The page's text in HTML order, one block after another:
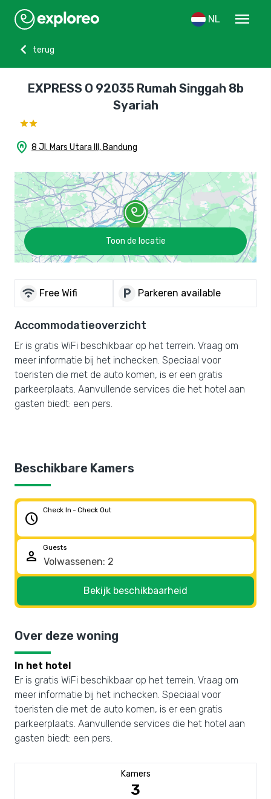
NL
menu
chevron_left
terug
EXPRESS O 92035 Rumah Singgah 8b
Syariah
home_pin 8 Jl. Mars Utara III, Bandung
Toon de locatie
wifi Free Wifi local_parking Parkeren available
Accommodatieoverzicht
Er is gratis WiFi beschikbaar op het terrein. Vraag om
meer informatie bij het inchecken. Speciaal voor
toeristen die met de auto komen, is er een gratis
parkeerplaats. Aanvullende services die het hotel aan
gasten biedt: een pers.
Beschikbare Kamers
schedule
Check In - Check Out
person
Guests
Bekijk beschikbaarheid
Over deze woning
In het hotel
Er is gratis WiFi beschikbaar op het terrein. Vraag om
meer informatie bij het inchecken. Speciaal voor
toeristen die met de auto komen, is er een gratis
parkeerplaats. Aanvullende services die het hotel aan
gasten biedt: een pers.
Kamers
3